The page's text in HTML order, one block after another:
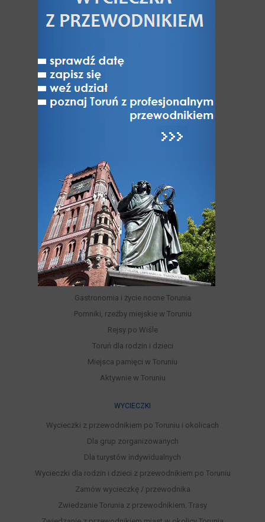
Toruń - miasto NAJ-pierwsze
Varia
Atrakcje Torunia
Hity Torunia
Zabytki i Architektura Torunia
UNESCO: Światowe dziedzictwo Torunia
Muzea w Toruniu
Różnorodność turystyczna Torunia
Kultura, Sztuka, Rozrywka
Festiwale i wydarzenia kulturalne
Parki, Ogrody, Rezerwaty, Lasy
Punkty widokowe
Średniowieczne ulice i place Torunia
Gastronomia i życie nocne Torunia
Pomniki, rzeźby miejskie w Toruniu
Rejsy po Wiśle
Toruń dla rodzin i dzieci
Miejsca pamięci w Toruniu
Aktywnie w Toruniu
WYCIECZKI
Wycieczki z przewodnikiem po Toruniu i okolicach
Dla grup zorganizowanych
Dla turystów indywidualnych
Wycieczki dla rodzin i dzieci z przewodnikiem po Toruniu
Zamów wycieczkę / przewodnika
Zwiedzanie Torunia z przewodnikiem. Trasy